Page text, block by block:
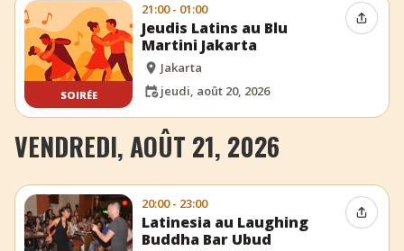
SOIRÉE
21:00 - 01:00
Jeudis Latins au Blu
Martini Jakarta
Jakarta
jeudi, août 20, 2026
VENDREDI, AOÛT 21, 2026
20:00 - 23:00
Latinesia au Laughing
Buddha Bar Ubud